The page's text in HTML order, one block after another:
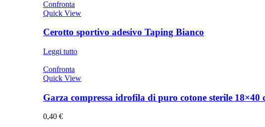
ha
più
Le
opzioni
possono
essere
scelte
nella
pagina
prodotto
Confronta
Quick View
Cerotto sportivo adesivo Taping Bianco
Leggi tutto
Confronta
Quick View
Garza compressa idrofila di puro cotone sterile 18×40
0,40 €